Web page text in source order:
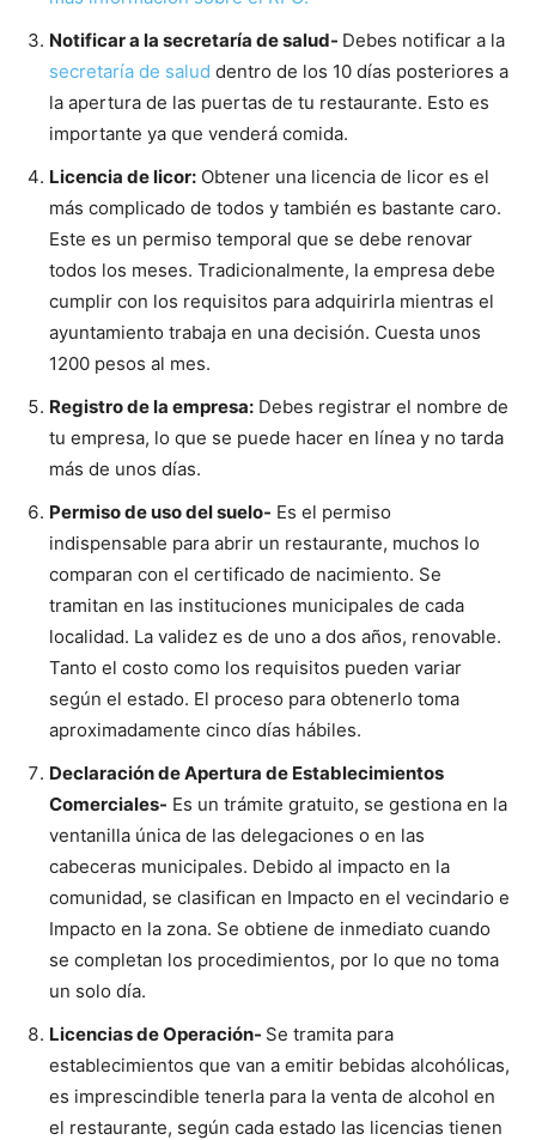
Notificar a la secretaría de salud- Debes notificar a la
secretaría de salud dentro de los 10 días posteriores a
la apertura de las puertas de tu restaurante. Esto es
importante ya que venderá comida.
Licencia de licor: Obtener una licencia de licor es el
más complicado de todos y también es bastante caro.
Este es un permiso temporal que se debe renovar
todos los meses. Tradicionalmente, la empresa debe
cumplir con los requisitos para adquirirla mientras el
ayuntamiento trabaja en una decisión. Cuesta unos
1200 pesos al mes.
Registro de la empresa: Debes registrar el nombre de
tu empresa, lo que se puede hacer en línea y no tarda
más de unos días.
Permiso de uso del suelo- Es el permiso
indispensable para abrir un restaurante, muchos lo
comparan con el certificado de nacimiento. Se
tramitan en las instituciones municipales de cada
localidad. La validez es de uno a dos años, renovable.
Tanto el costo como los requisitos pueden variar
según el estado. El proceso para obtenerlo toma
aproximadamente cinco días hábiles.
Declaración de Apertura de Establecimientos
Comerciales- Es un trámite gratuito, se gestiona en la
ventanilla única de las delegaciones o en las
cabeceras municipales. Debido al impacto en la
comunidad, se clasifican en Impacto en el vecindario e
Impacto en la zona. Se obtiene de inmediato cuando
se completan los procedimientos, por lo que no toma
un solo día.
Licencias de Operación- Se tramita para
establecimientos que van a emitir bebidas alcohólicas,
es imprescindible tenerla para la venta de alcohol en
el restaurante, según cada estado las licencias tienen